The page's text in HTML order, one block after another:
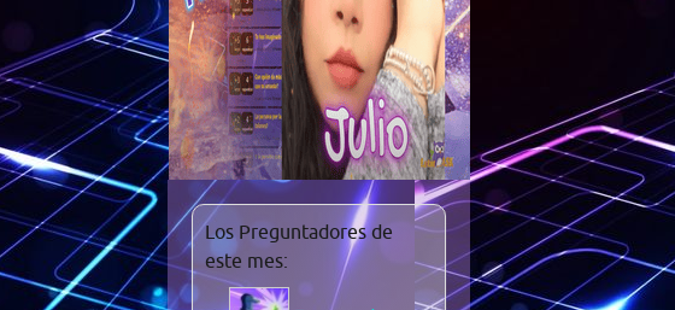
Los Preguntadores de
este mes: